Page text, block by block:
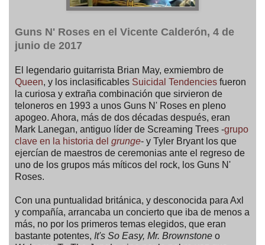
Guns N' Roses en el Vicente Calderón, 4 de
junio de 2017
El legendario guitarrista Brian May, exmiembro de
Queen, y los inclasificables Suicidal Tendencies fueron
la curiosa y extraña combinación que sirvieron de
teloneros en 1993 a unos Guns N' Roses en pleno
apogeo. Ahora, más de dos décadas después, eran
Mark Lanegan, antiguo líder de Screaming Trees -grupo
clave en la historia del grunge- y Tyler Bryant los que
ejercían de maestros de ceremonias ante el regreso de
uno de los grupos más míticos del rock, los Guns N'
Roses.
Con una puntualidad británica, y desconocida para Axl
y compañía, arrancaba un concierto que iba de menos a
más, no por los primeros temas elegidos, que eran
bastante potentes, It's So Easy, Mr. Brownstone o